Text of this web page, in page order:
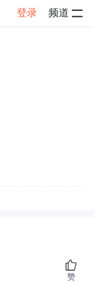
登录 频道
赞